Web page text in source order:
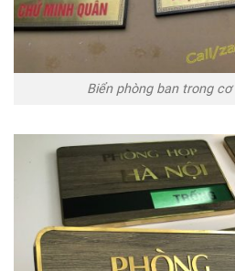
Biển phòng ban trong